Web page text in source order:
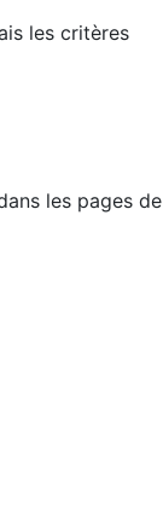
les critères
les pages de